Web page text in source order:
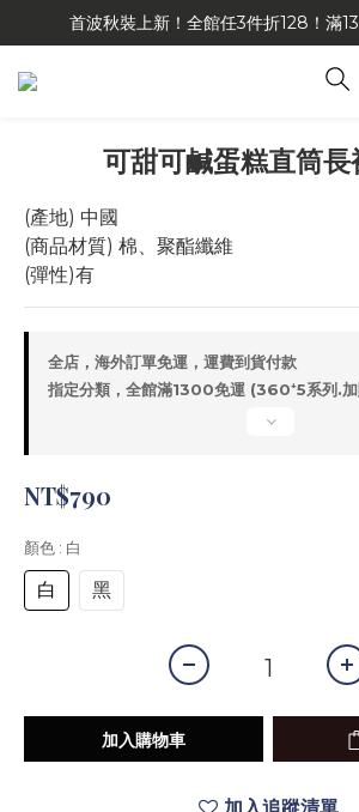
首波秋裝上新！全館任3件折128！滿
可甜可鹹蛋糕直筒
(產地) 中國
(商品材質) 棉、聚酯纖維
(彈性)有
全店，海外訂單免運，運費到貨付款
指定分類，全館滿1300免運 (360⁺5系列.加
NT$790
顏色 : 白
白 黑
加入購物車